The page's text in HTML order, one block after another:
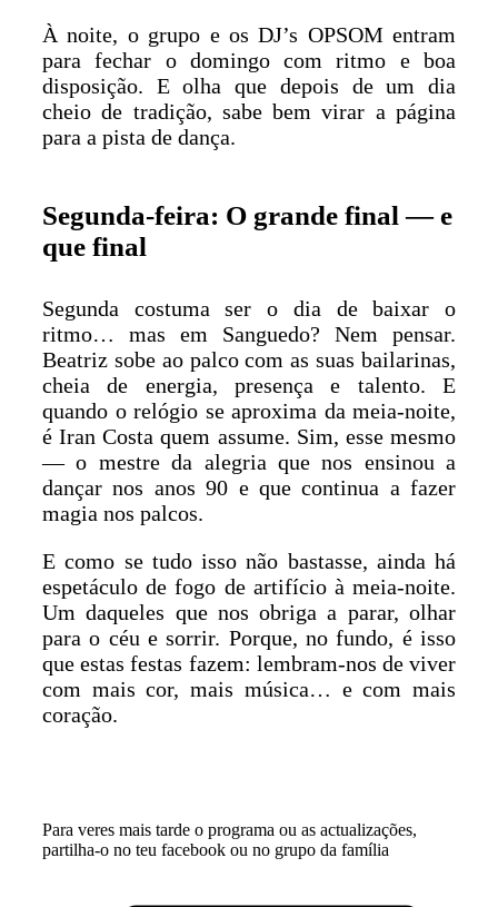
À noite, o grupo e os DJ’s OPSOM entram
para fechar o domingo com ritmo e boa
disposição. E olha que depois de um dia
cheio de tradição, sabe bem virar a página
para a pista de dança.
Segunda-feira: O grande final — e
que final
Segunda costuma ser o dia de baixar o
ritmo… mas em Sanguedo? Nem pensar.
Beatriz sobe ao palco com as suas bailarinas,
cheia de energia, presença e talento. E
quando o relógio se aproxima da meia-noite,
é Iran Costa quem assume. Sim, esse mesmo
— o mestre da alegria que nos ensinou a
dançar nos anos 90 e que continua a fazer
magia nos palcos.
E como se tudo isso não bastasse, ainda há
espetáculo de fogo de artifício à meia-noite.
Um daqueles que nos obriga a parar, olhar
para o céu e sorrir. Porque, no fundo, é isso
que estas festas fazem: lembram-nos de viver
com mais cor, mais música… e com mais
coração.
Para veres mais tarde o programa ou as actualizações,
partilha-o no teu facebook ou no grupo da família